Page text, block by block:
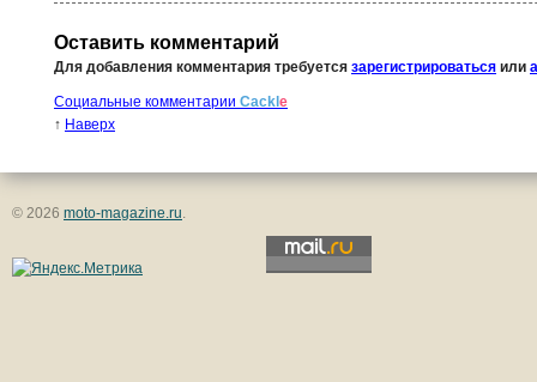
Оставить комментарий
Для добавления комментария требуется зарегистрироваться или
Социальные комментарии Cackle
↑ Наверх
© 2026 moto-magazine.ru